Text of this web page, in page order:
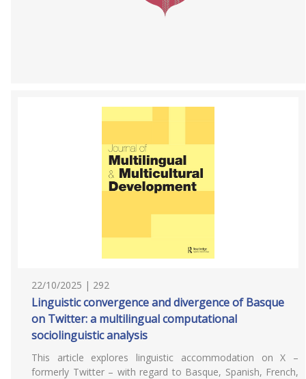
22/10/2025 | 292
Linguistic convergence and divergence of Basque
on Twitter: a multilingual computational
sociolinguistic analysis
This article explores linguistic accommodation on X –
formerly Twitter – with regard to Basque, Spanish, French,